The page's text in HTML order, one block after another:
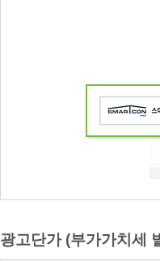
광고단가 (부가가치세